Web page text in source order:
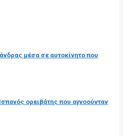
μέσα σε αυτοκίνητο που
ορειβάτης που αγνοούνταν